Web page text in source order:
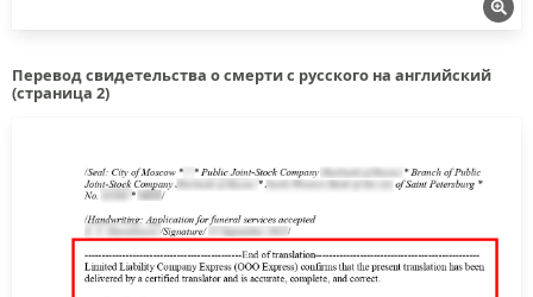
Перевод свидетельства о смерти с русского на английский
(страница 2)